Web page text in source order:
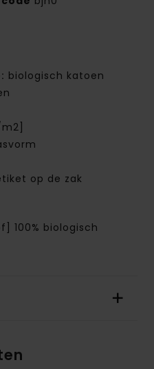
biologisch katoen
op de zak
100% biologisch